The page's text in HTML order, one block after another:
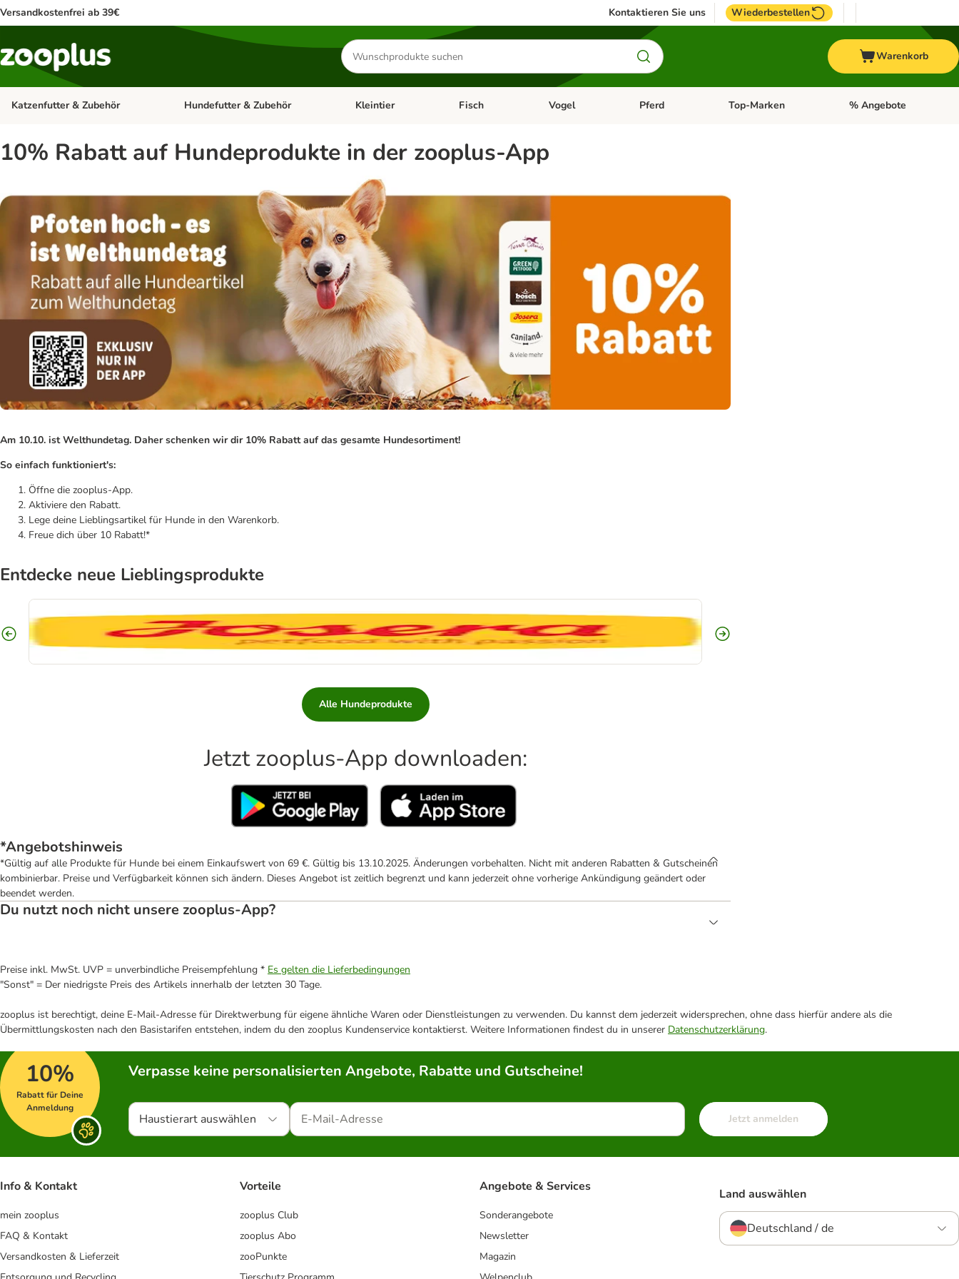
Versandkostenfrei ab 39€ Kontaktieren Sie uns Wiederbestellen
Produkte
suchen
Warenkorb
Katzenfutter & Zubehör Kategorie-Menü öffnen: Katzenfutter & Zubehör
Hundefutter & Zubehör Kategorie-Menü öffnen: Hundefutter & Zubehör
Kleintier Kategorie-Menü öffnen: Kleintier
Fisch Kategorie-Menü öffnen: Fisch
Vogel Kategorie-Menü öffnen: Vogel
Pferd Kategorie-Menü öffnen: Pferd
Top-Marken Kategorie-Menü öffnen:
% Angebote
10% Rabatt auf Hundeprodukte in der zooplus-App
Am 10.10. ist Welthundetag. Daher schenken wir dir 10% Rabatt auf das gesamte Hundesortiment!
So einfach funktioniert's:
Öffne die zooplus-App.
Aktiviere den Rabatt.
Lege deine Lieblingsartikel für Hunde in den Warenkorb.
Freue dich über 10 Rabatt!*
Entdecke neue Lieblingsprodukte
Alle Hundeprodukte
Jetzt zooplus-App downloaden:
*Angebotshinweis
*Gültig auf alle Produkte für Hunde bei einem Einkaufswert von 69 €. Gültig bis 13.10.2025. Änderungen vorbehalten. Nicht mit anderen Rabatten & Gutscheinen
kombinierbar. Preise und Verfügbarkeit können sich ändern. Dieses Angebot ist zeitlich begrenzt und kann jederzeit ohne vorherige Ankündigung geändert oder
beendet werden.
Du nutzt noch nicht unsere zooplus-App?
Preise inkl. MwSt. UVP = unverbindliche Preisempfehlung * Es gelten die Lieferbedingungen
"Sonst" = Der niedrigste Preis des Artikels innerhalb der letzten 30 Tage.
zooplus ist berechtigt, deine E-Mail-Adresse für Direktwerbung für eigene ähnliche Waren oder Dienstleistungen zu verwenden. Du kannst dem jederzeit widersprechen, ohne dass hierfür andere als die
Übermittlungskosten nach den Basistarifen entstehen, indem du den zooplus Kundenservice kontaktierst. Weitere Informationen findest du in unserer Datenschutzerklärung.
10%
Rabatt für Deine
Anmeldung
Verpasse keine personalisierten Angebote, Rabatte und Gutscheine!
Haustierart auswählen Jetzt anmelden
Info & Kontakt
mein zooplus
FAQ & Kontakt
Versandkosten & Lieferzeit
Vorteile
zooplus Club
zooplus Abo
zooPunkte
Angebote & Services
Sonderangebote
Newsletter
Magazin
Land auswählen
Deutschland / de